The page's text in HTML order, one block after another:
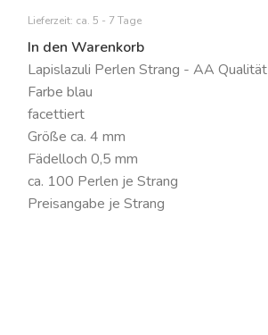
Lieferzeit: ca. 5 - 7 Tage
In den Warenkorb
Lapislazuli Perlen Strang - AA Qualität
Farbe blau
facettiert
Größe ca. 4 mm
Fädelloch 0,5 mm
ca. 100 Perlen je Strang
Preisangabe je Strang